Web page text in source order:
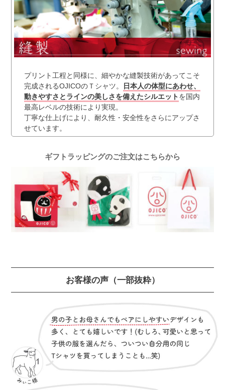
プリント工程と同様に、細やかな縫製技術があってこそ
完成されるOJICOのＴシャツ。
日本人の体型にあわせ、
動きやすさとラインの美しさを備えたシルエットを国内
最高レベルの技術により実現。
丁寧な仕上げにより、耐久性・安全性をさらにアップさ
せています。
ギフトラッピングのご注文はこちらから
お客様の声（一部抜粋）